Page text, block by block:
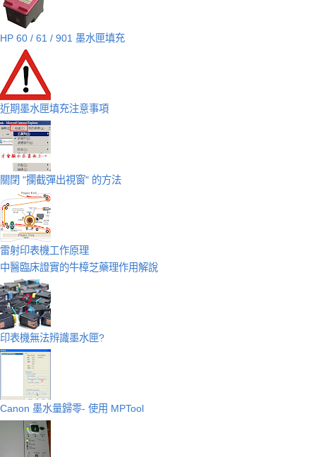
HP 60 / 61 / 901 墨水匣填充
近期墨水匣填充注意事項
關閉 "攔截彈出視窗" 的方法
雷射印表機工作原理
中醫臨床證實的牛樟芝藥理作用解說
印表機無法辨識墨水匣?
Canon 墨水量歸零- 使用 MPTool